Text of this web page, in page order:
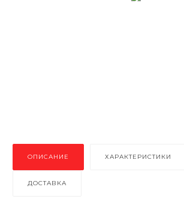
ОПИСАНИЕ ХАРАКТЕРИСТИКИ
ДОСТАВКА